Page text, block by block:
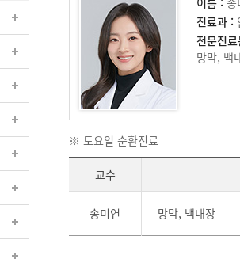
진료과 :
전문진
망막, 백
※ 토요일 순환진료
교수
송미연 망막, 백내장